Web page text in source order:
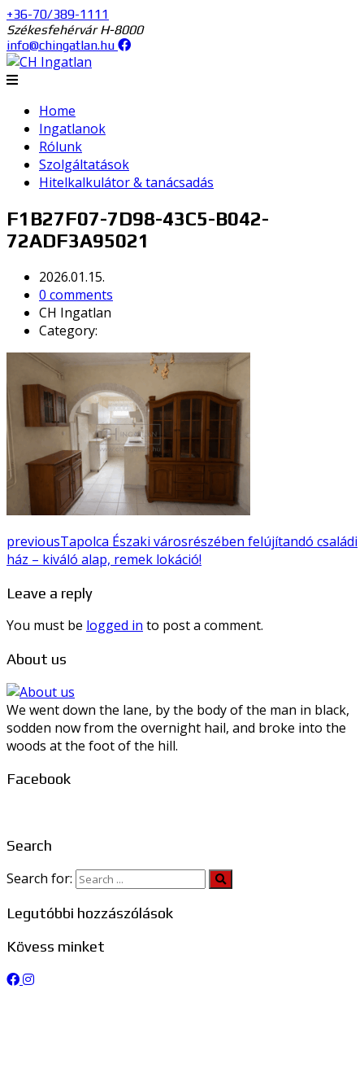
+36-70/389-1111
Székesfehérvár H-8000
info@chingatlan.hu
Home
Ingatlanok
Rólunk
Szolgáltatások
Hitelkalkulátor & tanácsadás
F1B27F07-7D98-43C5-B042-
72ADF3A95021
2026.01.15.
0 comments
CH Ingatlan
Category:
previousTapolca Északi városrészében felújítandó családi
ház – kiváló alap, remek lokáció!
Leave a reply
You must be logged in to post a comment.
About us
We went down the lane, by the body of the man in black,
sodden now from the overnight hail, and broke into the
woods at the foot of the hill.
Facebook
Search
Search for:
Legutóbbi hozzászólások
Kövess minket